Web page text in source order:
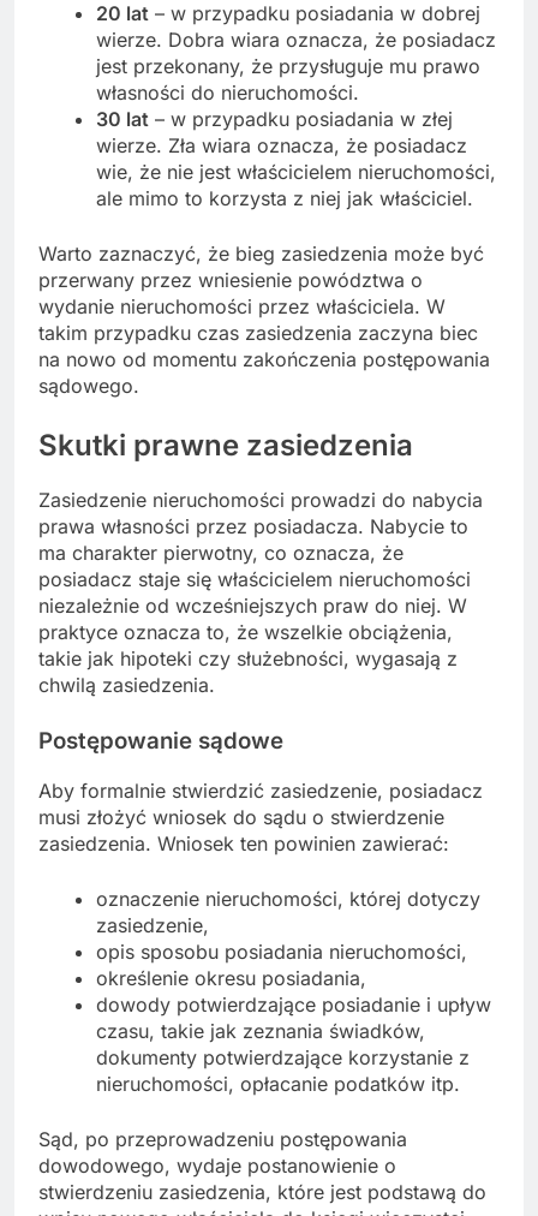
20 lat – w przypadku posiadania w dobrej
wierze. Dobra wiara oznacza, że posiadacz
jest przekonany, że przysługuje mu prawo
własności do nieruchomości.
30 lat – w przypadku posiadania w złej
wierze. Zła wiara oznacza, że posiadacz
wie, że nie jest właścicielem nieruchomości,
ale mimo to korzysta z niej jak właściciel.
Warto zaznaczyć, że bieg zasiedzenia może być
przerwany przez wniesienie powództwa o
wydanie nieruchomości przez właściciela. W
takim przypadku czas zasiedzenia zaczyna biec
na nowo od momentu zakończenia postępowania
sądowego.
Skutki prawne zasiedzenia
Zasiedzenie nieruchomości prowadzi do nabycia
prawa własności przez posiadacza. Nabycie to
ma charakter pierwotny, co oznacza, że
posiadacz staje się właścicielem nieruchomości
niezależnie od wcześniejszych praw do niej. W
praktyce oznacza to, że wszelkie obciążenia,
takie jak hipoteki czy służebności, wygasają z
chwilą zasiedzenia.
Postępowanie sądowe
Aby formalnie stwierdzić zasiedzenie, posiadacz
musi złożyć wniosek do sądu o stwierdzenie
zasiedzenia. Wniosek ten powinien zawierać:
oznaczenie nieruchomości, której dotyczy
zasiedzenie,
opis sposobu posiadania nieruchomości,
określenie okresu posiadania,
dowody potwierdzające posiadanie i upływ
czasu, takie jak zeznania świadków,
dokumenty potwierdzające korzystanie z
nieruchomości, opłacanie podatków itp.
Sąd, po przeprowadzeniu postępowania
dowodowego, wydaje postanowienie o
stwierdzeniu zasiedzenia, które jest podstawą do